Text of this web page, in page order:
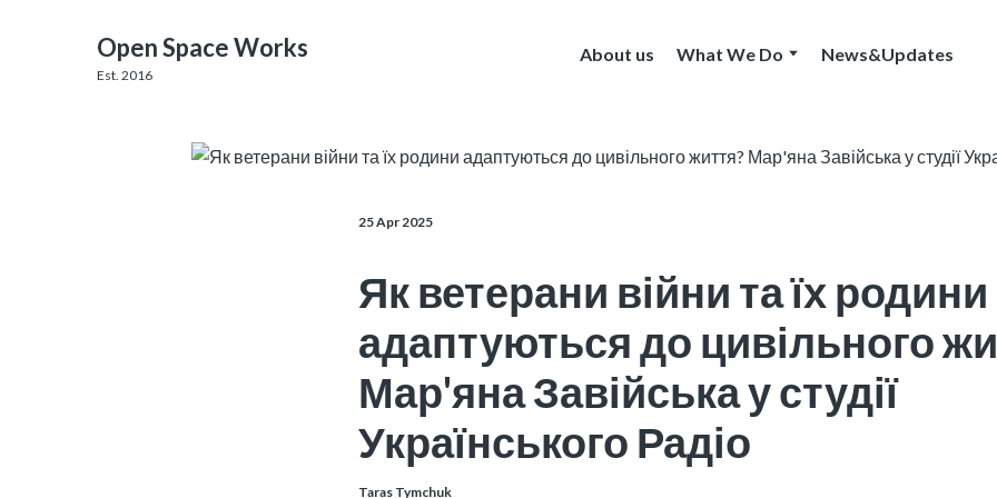
Open Space Works
Est. 2016
About us What We Do News&Updates
25 Apr 2025
Як ветерани війни та їх родини
адаптуються до цивільного
Мар'яна Завійська у студії
Українського Радіо
Taras Tymchuk